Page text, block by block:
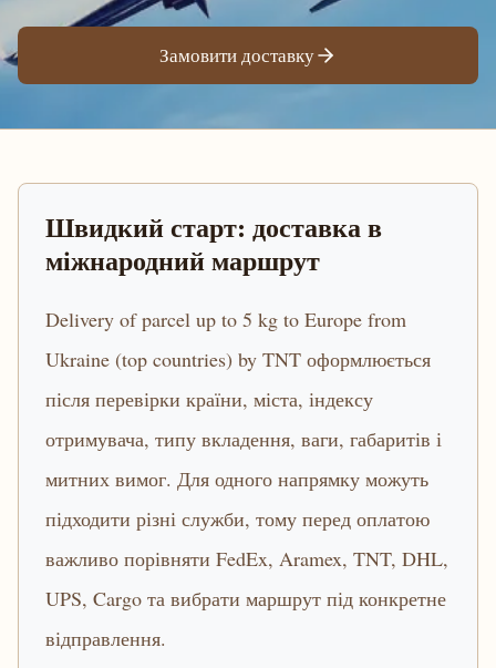
Замовити доставку
Швидкий старт: доставка в
міжнародний маршрут
Delivery of parcel up to 5 kg to Europe from
Ukraine (top countries) by TNT оформлюється
після перевірки країни, міста, індексу
отримувача, типу вкладення, ваги, габаритів і
митних вимог. Для одного напрямку можуть
підходити різні служби, тому перед оплатою
важливо порівняти FedEx, Aramex, TNT, DHL,
UPS, Cargo та вибрати маршрут під конкретне
відправлення.